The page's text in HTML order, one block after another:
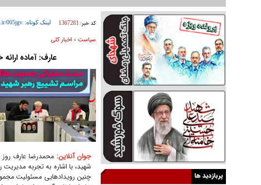
کد خبر: 1367281 لینک کوتاه:
سیاست» اخبار کلی
عارف: آماده
جوان آنلاین: محمدرضا عارف روز
شهید، با اشاره به تجربه
چنین رویدادهایی مسئولیت
پربازدید ها